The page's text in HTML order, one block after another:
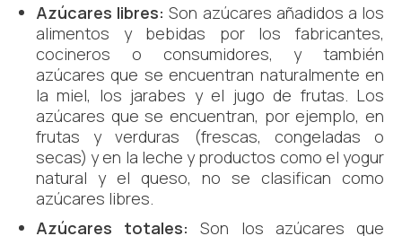
Azúcares libres: Son azúcares añadidos a los
alimentos y bebidas por los fabricantes,
cocineros o consumidores, y también
azúcares que se encuentran naturalmente en
la miel, los jarabes y el jugo de frutas. Los
azúcares que se encuentran, por ejemplo, en
frutas y verduras (frescas, congeladas o
secas) y en la leche y productos como el yogur
natural y el queso, no se clasifican como
azúcares libres.
Azúcares totales: Son los azúcares que